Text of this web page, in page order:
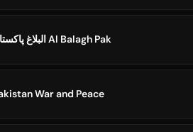
البلاغ پاکستان Al Balagh Pak
War and Peace